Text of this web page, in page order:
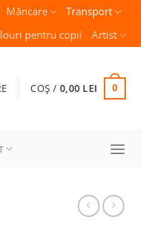
Mâncare
Transport
pentru copii
Artist
COȘ / 0,00 LEI 0